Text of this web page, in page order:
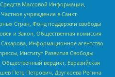
Массовой Информации,
учреждение в Санкт-
Стран, Фонд поддержки свободы
и Закон, Общественная комиссия
Информационное агентство
Институт Развития Свободы
вердикт, Евразийская
Петр Петрович, Дзугкоева Регина